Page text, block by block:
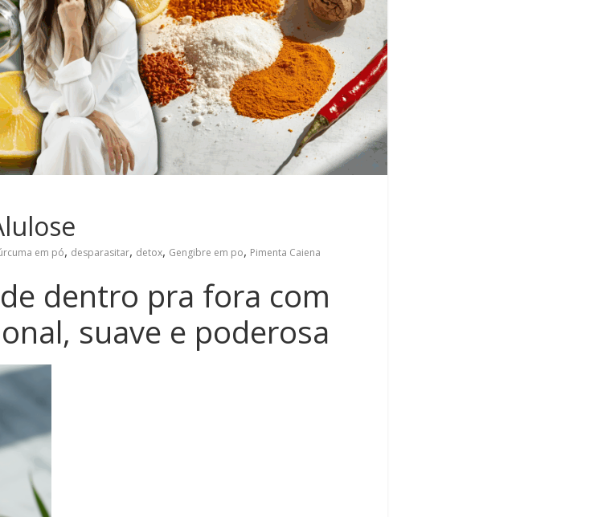
em pó, desparasitar, detox, Gengibre em po, Pimenta Caiena
dentro pra fora com
suave e poderosa